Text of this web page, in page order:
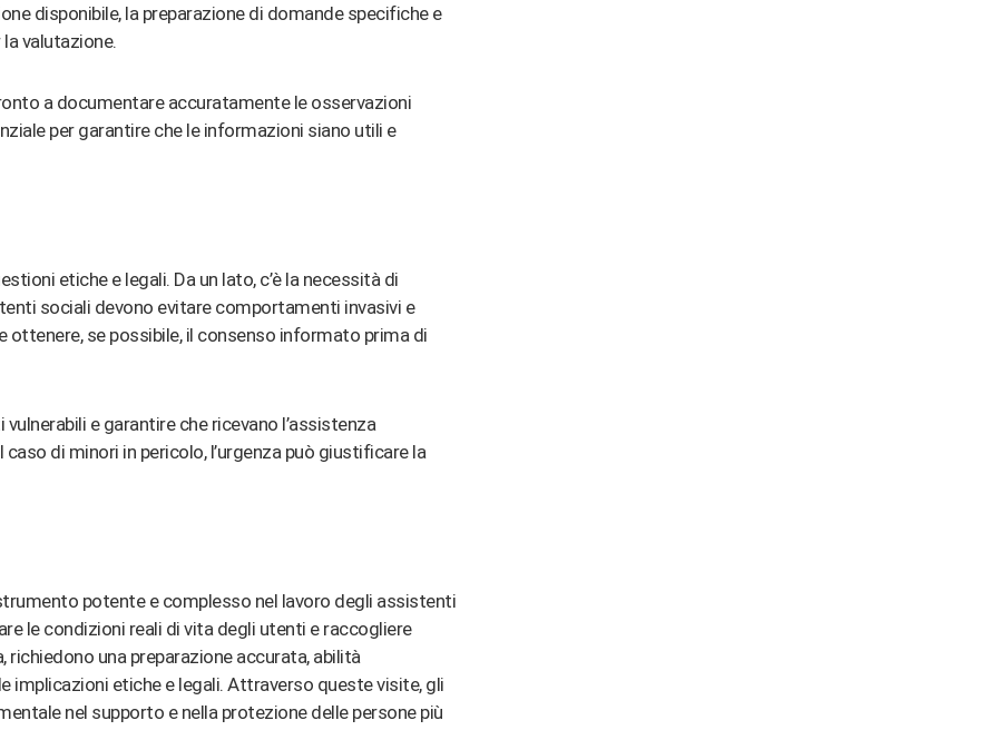
disponibile, la preparazione di domande specifiche e
la valutazione​​.
a documentare accuratamente le osservazioni
per garantire che le informazioni siano utili e
etiche e legali. Da un lato, c’è la necessità di
sociali devono evitare comportamenti invasivi e
ottenere, se possibile, il consenso informato prima di
e garantire che ricevano l’assistenza
di minori in pericolo, l’urgenza può giustificare la
potente e complesso nel lavoro degli assistenti
le condizioni reali di vita degli utenti e raccogliere
una preparazione accurata, abilità
etiche e legali. Attraverso queste visite, gli
nel supporto e nella protezione delle persone più